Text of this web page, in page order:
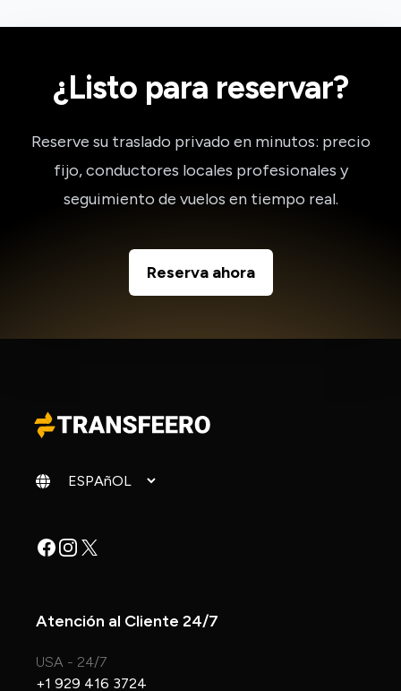
¿Listo para reservar?
Reserve su traslado privado en minutos: precio
fijo, conductores locales profesionales y
seguimiento de vuelos en tiempo real.
Reserva ahora
Cambiar idioma
Facebook
Instagram
X
Atención al Cliente 24/7
USA - 24/7
+1 929 416 3724